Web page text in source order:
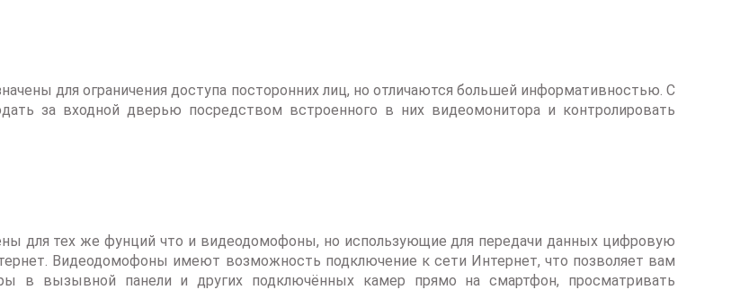
для ограничения доступа посторонних лиц, но отличаются большей информативностью. С
за входной дверью посредством встроенного в них видеомонитора и контролировать
для тех же фунций что и видеодомофоны, но использующие для передачи данных цифровую
Видеодомофоны имеют возможность подключение к сети Интернет, что позволяет вам
в вызывной панели и других подключённых камер прямо на смартфон, просматривать